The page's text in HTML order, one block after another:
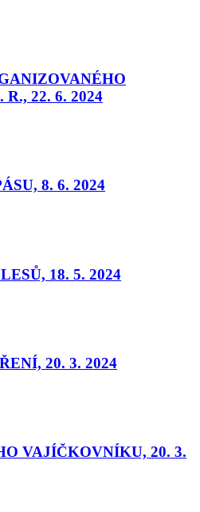
22. 6. 2024
8. 6. 2024
18. 5. 2024
20. 3. 2024
VAJÍČKOVNÍKU, 20. 3.